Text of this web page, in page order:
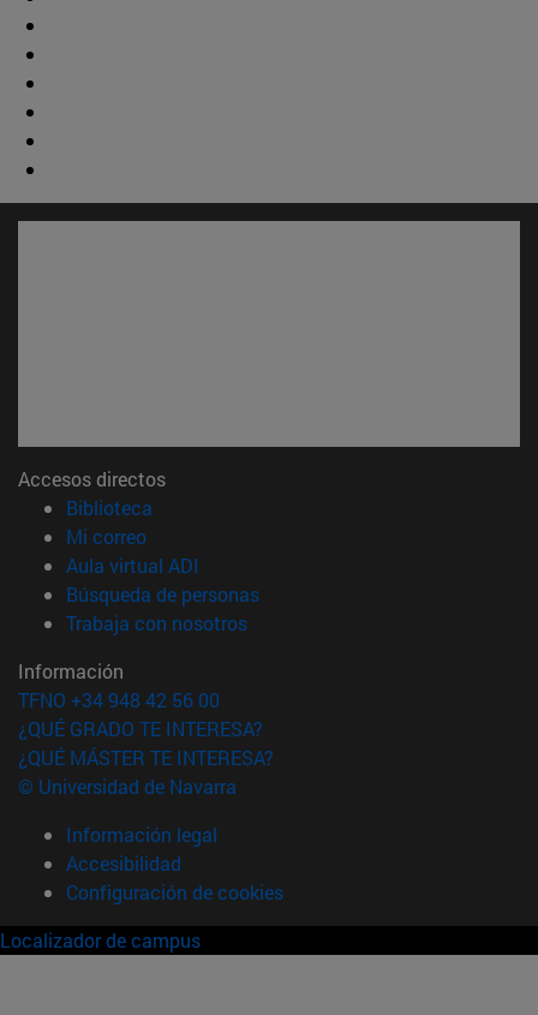
Accesos directos
Biblioteca
Mi correo(abre en nueva ventana)
Aula virtual ADI
Búsqueda de personas(abre en nueva ventana)
Trabaja con nosotros(abre en nueva ventana)
Información
TFNO +34 948 42 56 00
¿QUÉ GRADO TE INTERESA?
¿QUÉ MÁSTER TE INTERESA?
© Universidad de Navarra
Información legal
Accesibilidad
Configuración de cookies
Localizador de campus